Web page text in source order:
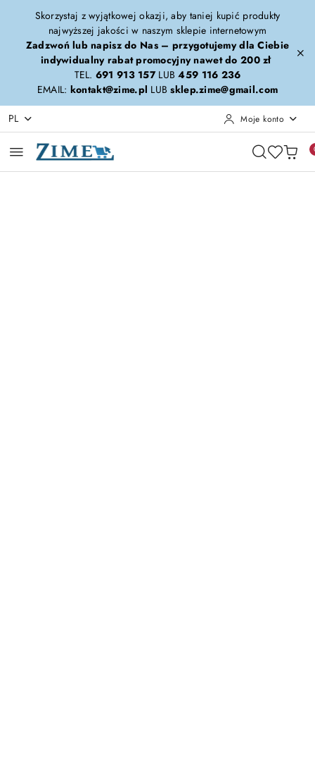
Przejdź do treści głównej
Przejdź do wyszukiwarki
Przejdź do moje konto
Przejdź do menu głównego
Przejdź do opisu produktu
Przejdź do stopki
Skorzystaj z wyjątkowej okazji, aby taniej kupić produkty
najwyższej jakości w naszym sklepie internetowym
Zadzwoń lub napisz do Nas – przygotujemy dla Ciebie
indywidualny rabat promocyjny nawet do 200 zł
TEL. 691 913 157LUB459 116 236
EMAIL: kontakt@zime.pl LUBsklep.zime@gmail.com
PL Moje konto